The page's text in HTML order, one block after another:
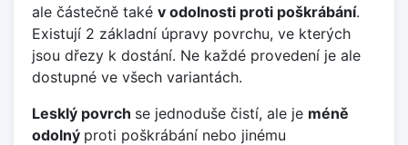
ale částečně také v odolnosti proti poškrábání.
Existují 2 základní úpravy povrchu, ve kterých
jsou dřezy k dostání. Ne každé provedení je ale
dostupné ve všech variantách.
Lesklý povrch se jednoduše čistí, ale je méně
odolný proti poškrábání nebo jinému